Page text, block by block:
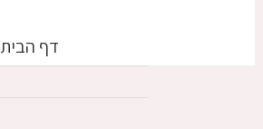
דף הבית